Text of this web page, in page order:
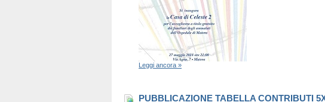
Leggi ancora »
PUBBLICAZIONE TABELLA CONTRIBUTI